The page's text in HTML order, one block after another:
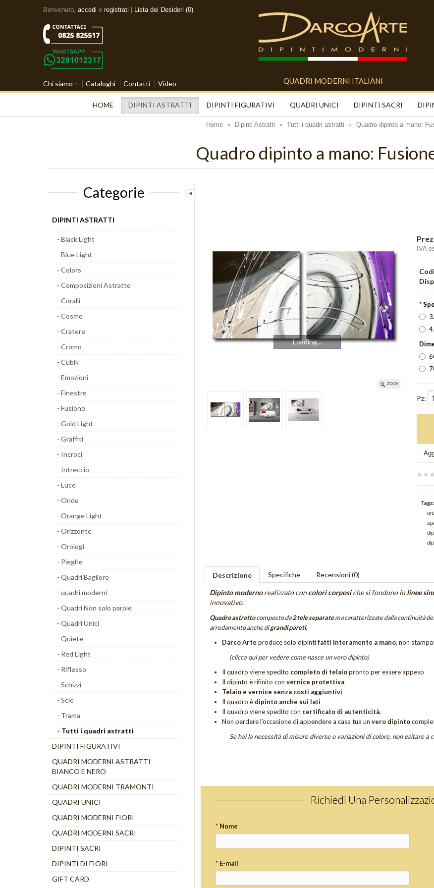
QUADRI MODERNI ITALIANI
Benvenuto, accedi o registrati Lista dei Desideri (0)
Chi siamo Cataloghi Contatti Video
HOME DIPINTI ASTRATTI DIPINTI FIGURATIVI QUADRI UNICI DIPINTI SACRI
Home » Dipinti Astratti » Tutti i quadri astratti » Quadro dipinto a mano:
Quadro dipinto a mano:
Categorie
DIPINTI ASTRATTI
- Black Light
- Blue Light
- Colors
- Composizioni Astratte
- Coralli
- Cosmo
- Cratere
- Cromo
- Cubik
- Emozioni
- Finestre
- Fusione
- Gold Light
- Graffiti
- Incroci
- Intreccio
- Luce
- Onde
- Orange Light
- Orizzonte
- Orologi
- Pieghe
- Quadri Bagliore
- quadri moderni
- Quadri Non solo parole
- Quadri Unici
- Quiete
- Red Light
- Riflesso
- Schizzi
- Scie
- Trama
- Tutti i quadri astratti
DIPINTI FIGURATIVI
QUADRI MODERNI ASTRATTI
BIANCO E NERO
QUADRI MODERNI TRAMONTI
QUADRI UNICI
QUADRI MODERNI FIORI
QUADRI MODERNI SACRI
DIPINTI SACRI
DIPINTI DI FIORI
GIFT CARD
Loading...
ZOOM
IVA
*
Pz:
Tags:
Descrizione Specifiche Recensioni (0)
Dipinto modernorealizzato concolori corposiche si fondono inlinee
innovativo.
Quadro astrattocomposto da2 tele separatema caratterizzate dalla continuità
arredamento anche digrandi pareti.
Darco Arte produce solo dipintifatti interamente a mano, non
(clicca qui per vedere come nasce un vero dipinto)
Il quadro viene spedito completo di telaiopronto per essere appeso
Il dipinto è rifinito con vernice protettiva
Telaio e vernice senza costi aggiuntivi
Il quadro è dipinto anche sui lati
Il quadro viene spedito con certificato di autenticità.
Non perderel'occasione di appendere a casa tua un vero dipinto
Se hai la necessità di misure diverse o variazioni di colore, non esitare a
Richiedi Una
* Nome
* E-mail